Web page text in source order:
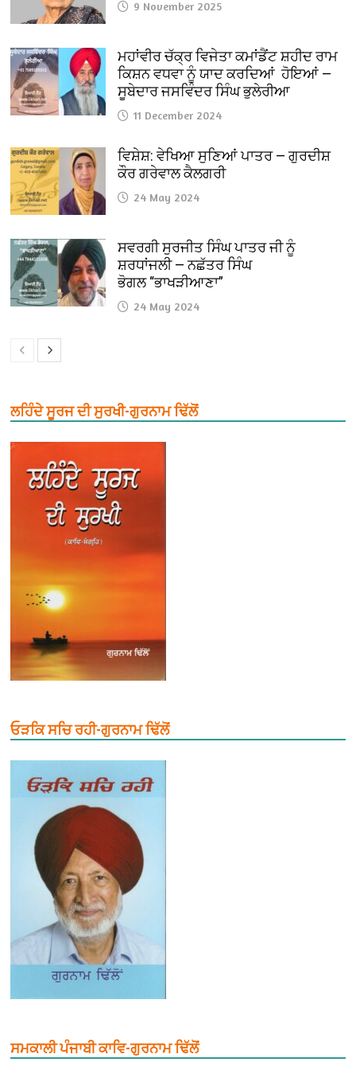
9 November 2025
ਮਹਾਂਵੀਰ ਚੱਕ੍ਰ ਵਿਜੇਤਾ ਕਮਾਂਡੈਂਟ ਸ਼ਹੀਦ ਰਾਮ
ਕਿਸ਼ਨ ਵਧਵਾ ਨੂੰ ਯਾਦ ਕਰਦਿਆਂ ਹੋਇਆਂ —
ਸੂਬੇਦਾਰ ਜਸਵਿੰਦਰ ਸਿੰਘ ਭੁਲੇਰੀਆ
11 December 2024
ਵਿਸ਼ੇਸ਼: ਵੇਖਿਆ ਸੁਣਿਆਂ ਪਾਤਰ — ਗੁਰਦੀਸ਼
ਕੌਰ ਗਰੇਵਾਲ ਕੈਲਗਰੀ
24 May 2024
ਸਵਰਗੀ ਸੁਰਜੀਤ ਸਿੰਘ ਪਾਤਰ ਜੀ ਨੂੰ
ਸ਼ਰਧਾਂਜਲੀ — ਨਛੱਤਰ ਸਿੰਘ
ਭੋਗਲ “ਭਾਖੜੀਆਣਾ”
24 May 2024
ਲਹਿੰਦੇ ਸੂਰਜ ਦੀ ਸੁਰਖੀ-ਗੁਰਨਾਮ ਢਿੱਲੋਂ
ਓੜਕਿ ਸਚਿ ਰਹੀ-ਗੁਰਨਾਮ ਢਿੱਲੋਂ
ਸਮਕਾਲੀ ਪੰਜਾਬੀ ਕਾਵਿ-ਗੁਰਨਾਮ ਢਿੱਲੋਂ